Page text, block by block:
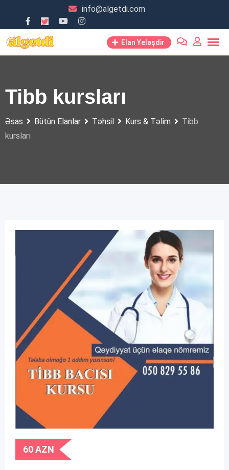
content
info@algetdi.com
Elan Yeləşdir
Tibb kursları
Əsas Bütün Elanlar Təhsil Kurs & Təlim
Tibb
kursları
60AZN